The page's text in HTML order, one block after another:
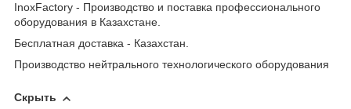
InoxFactory - Производство и поставка профессионального
оборудования в Казахстане.
Бесплатная доставка - Казахстан.
Производство нейтрального технологического оборудования
Скрыть